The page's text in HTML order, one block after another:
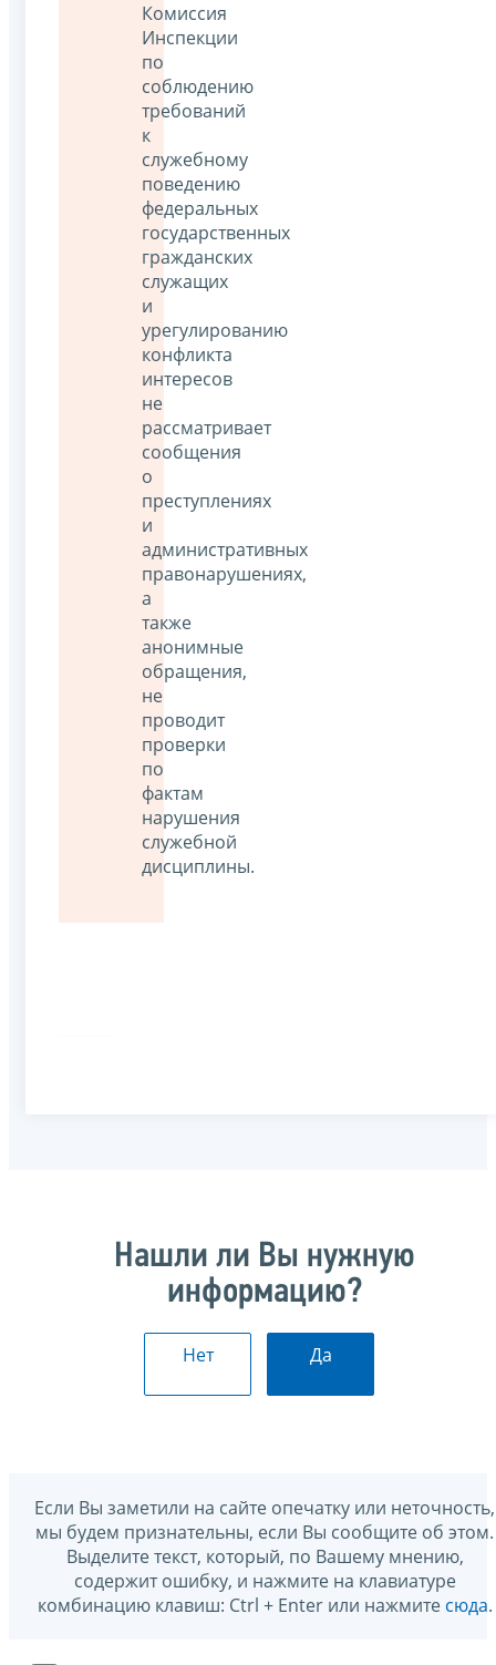
Комиссия
Инспекции
по
соблюдению
требований
к
служебному
поведению
федеральных
государственных
гражданских
служащих
и
урегулированию
конфликта
интересов
не
рассматривает
сообщения
о
преступлениях
и
административных
правонарушениях,
а
также
анонимные
обращения,
не
проводит
проверки
по
фактам
нарушения
служебной
дисциплины.
Нашли ли Вы нужную
информацию?
Нет Да
Если Вы заметили на сайте опечатку или неточность,
мы будем признательны, если Вы сообщите об этом.
Выделите текст, который, по Вашему мнению,
содержит ошибку, и нажмите на клавиатуре
комбинацию клавиш: Ctrl + Enter или нажмите сюда.